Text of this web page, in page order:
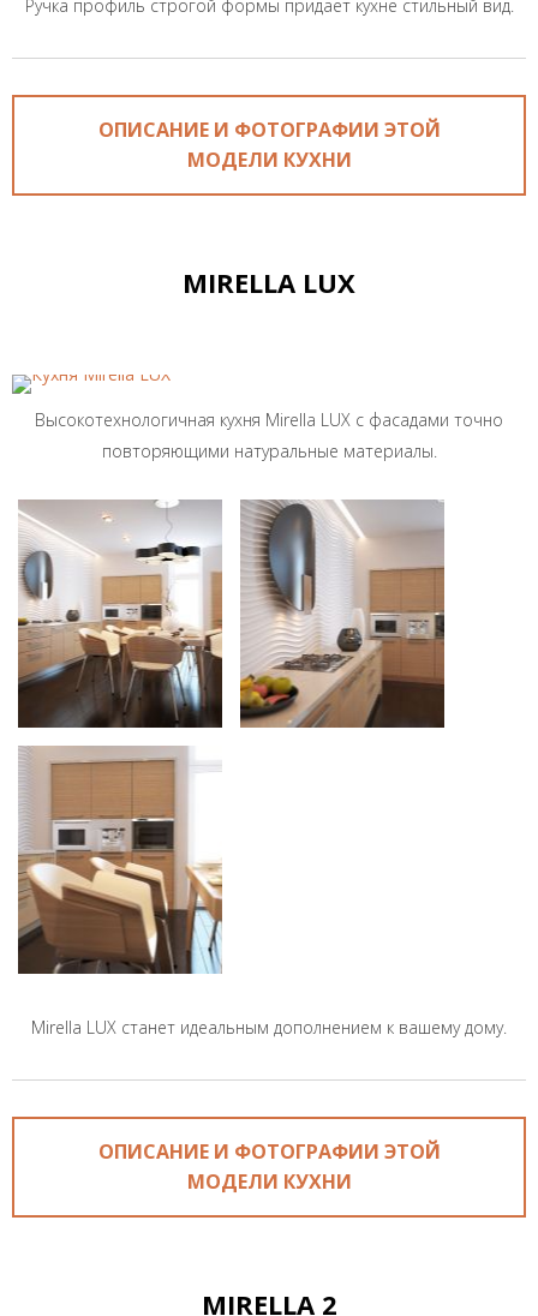
Ручка профиль строгой формы придает кухне стильный вид.
ОПИСАНИЕ И ФОТОГРАФИИ ЭТОЙ
МОДЕЛИ КУХНИ
MIRELLA LUX
Высокотехнологичная кухня Mirella LUX с фасадами точно
повторяющими натуральные материалы.
Mirella LUX станет идеальным дополнением к вашему дому.
ОПИСАНИЕ И ФОТОГРАФИИ ЭТОЙ
МОДЕЛИ КУХНИ
MIRELLA 2